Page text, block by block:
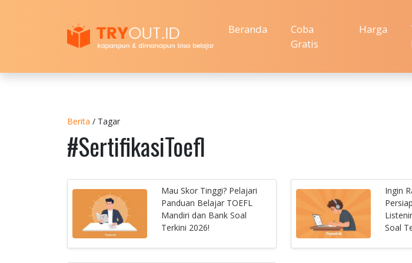
Beranda
Coba
Gratis
Harga
Berita / Tagar
#SertifikasiToefl
Mau Skor Tinggi? Pelajari
Panduan Belajar TOEFL
Mandiri dan Bank Soal
Terkini 2026!
Ingin
Soal